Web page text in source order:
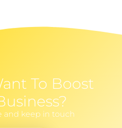
To Boost
and keep in touch